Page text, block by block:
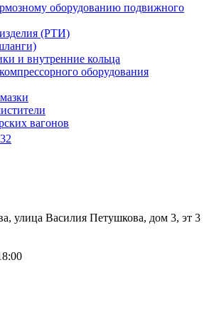
оборудованию подвижного
(РТИ)
и внутренние кольца
оборудования
вагонов
улица Василия Петушкова, дом 3, эт 3